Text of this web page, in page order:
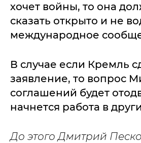
хочет войны, то она
сказать открыто и не
международное
В случае если Кремль
заявление, то вопрос
соглашений будет
начнется работа в
До этого Дмитрий